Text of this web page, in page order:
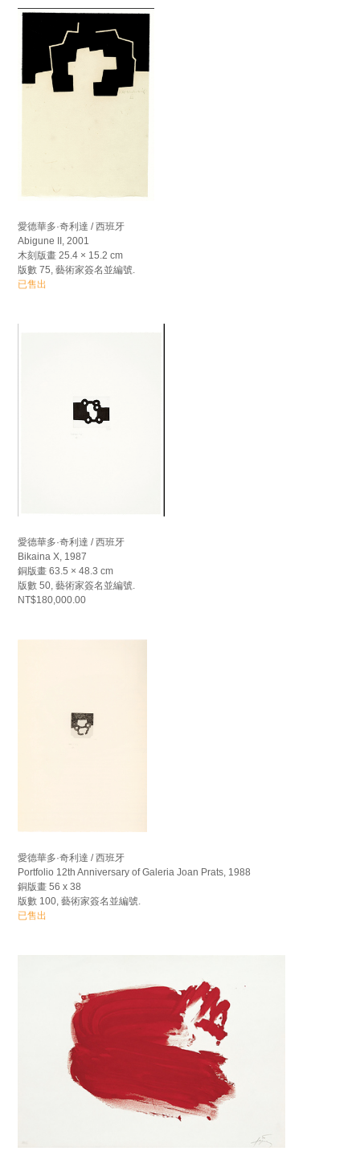
愛德華多·奇利達 / 西班牙
Abigune II, 2001
木刻版畫 25.4 × 15.2 cm
版數 75, 藝術家簽名並編號.
已售出
愛德華多·奇利達 / 西班牙
Bikaina X, 1987
銅版畫 63.5 × 48.3 cm
版數 50, 藝術家簽名並編號.
NT$180,000.00
愛德華多·奇利達 / 西班牙
Portfolio 12th Anniversary of Galeria Joan Prats, 1988
銅版畫 56 x 38
版數 100, 藝術家簽名並編號.
已售出